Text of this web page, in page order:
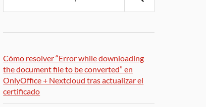
Cómo resolver “Error while downloading
the document file to be converted” en
OnlyOffice + Nextcloud tras actualizar el
certificado